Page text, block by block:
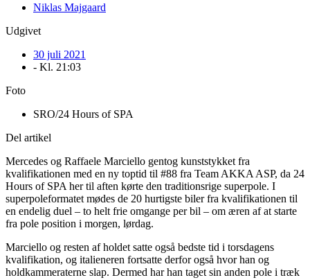
Niklas Majgaard
Udgivet
30 juli 2021
- Kl. 21:03
Foto
SRO/24 Hours of SPA
Del artikel
Mercedes og Raffaele Marciello gentog kunststykket fra
kvalifikationen med en ny toptid til #88 fra Team AKKA ASP, da 24
Hours of SPA her til aften kørte den traditionsrige superpole. I
superpoleformatet mødes de 20 hurtigste biler fra kvalifikationen til
en endelig duel – to helt frie omgange per bil – om æren af at starte
fra pole position i morgen, lørdag.
Marciello og resten af holdet satte også bedste tid i torsdagens
kvalifikation, og italieneren fortsatte derfor også hvor han og
holdkammeraterne slap. Dermed har han taget sin anden pole i træk